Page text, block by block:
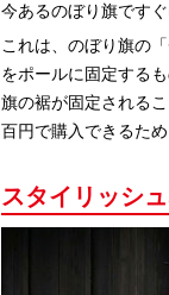
今あるのぼり旗ですぐ
これは、のぼり旗の
をポールに固定するも
旗の裾が固定される
百円で購入できるた
スタイリッシ